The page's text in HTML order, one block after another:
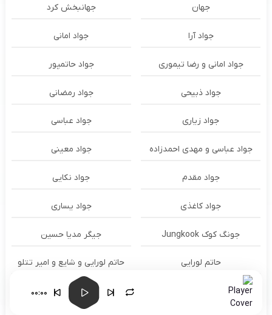
جهان جهانبخش کرد
جواد آرا جواد امانی
جواد امانی و رضا تیموری جواد حاتمپور
جواد ذبیحی جواد رمضانی
جواد زیاری جواد عباسی
جواد عباسی و مهدی احمدزاده جواد معینی
جواد مقدم جواد نکایی
جواد کاغذی جواد یساری
جونگ کوک Jungkook جیگر مدیا حسین
حاتم لورایی حاتم لورایی و شایع و امیر تتلو
حامد احمدی 00:00